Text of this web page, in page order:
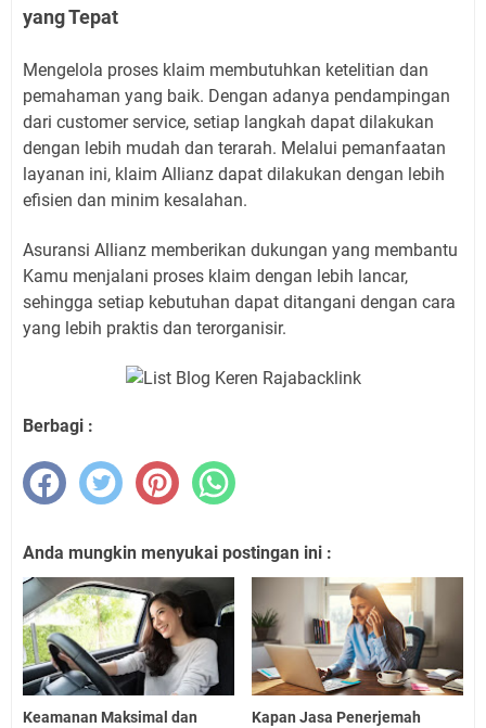
yang Tepat
Mengelola proses klaim membutuhkan ketelitian dan
pemahaman yang baik. Dengan adanya pendampingan
dari customer service, setiap langkah dapat dilakukan
dengan lebih mudah dan terarah. Melalui pemanfaatan
layanan ini, klaim Allianz dapat dilakukan dengan lebih
efisien dan minim kesalahan.
Asuransi Allianz memberikan dukungan yang membantu
Kamu menjalani proses klaim dengan lebih lancar,
sehingga setiap kebutuhan dapat ditangani dengan cara
yang lebih praktis dan terorganisir.
Berbagi :
Anda mungkin menyukai postingan ini :
Keamanan Maksimal dan Kapan Jasa Penerjemah